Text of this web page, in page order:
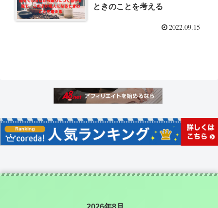
ときのことを考える
2022.09.15